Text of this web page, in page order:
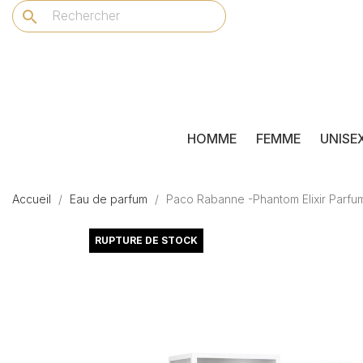
search
HOMME FEMME
Accueil Eau de parfum Paco Rabanne -Phantom Elixir
RUPTURE DE STOCK